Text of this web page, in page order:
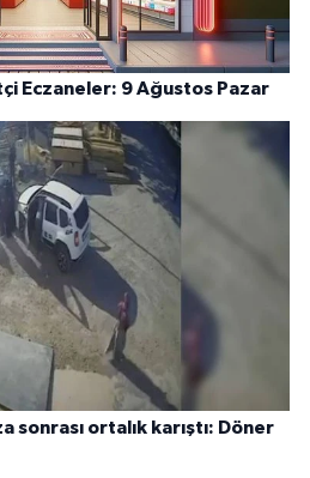
Eczaneler: 9 Ağustos Pazar
sonrası ortalık karıştı: Döner